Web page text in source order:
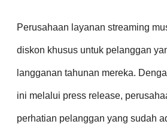
Perusahaan layanan streaming
diskon khusus untuk pelanggan
langganan tahunan mereka.
ini melalui press release,
perhatian pelanggan yang sudah